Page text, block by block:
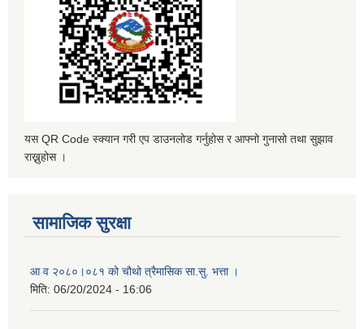
यस QR Code स्क्यान गरी एप डाउनलोड गर्नुहोस र आफ्नो गुनासो तथा सुझाव
राख्नुहोस ।
सामाजिक सुरक्षा
आ व २०८०।०८१ को चौथो त्रैमासिक सा.सु. भत्ता ।
मिति: 06/20/2024 - 16:06